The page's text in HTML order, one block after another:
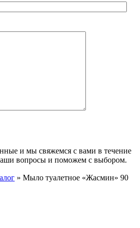
и мы свяжемся с вами в течение
вопросы и поможем с выбором.
» Мыло туалетное «Жасмин» 90